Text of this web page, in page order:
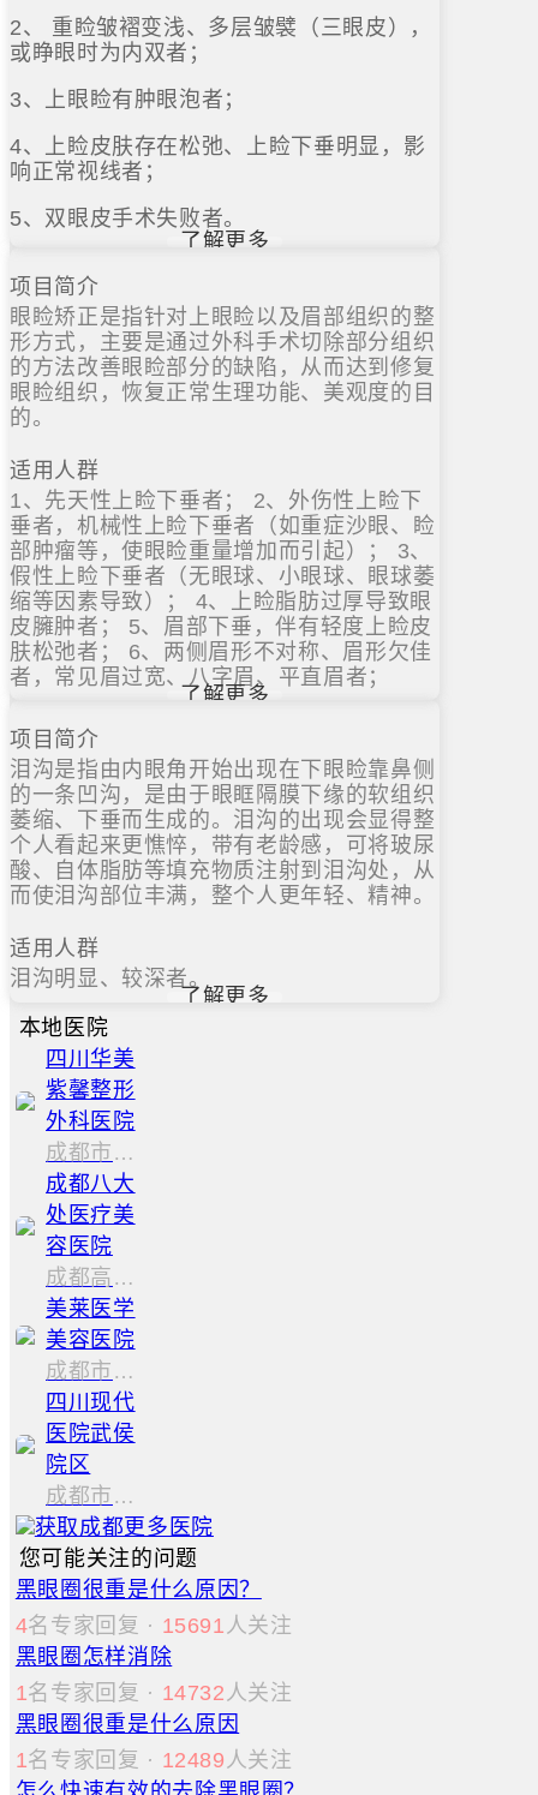
2、 重睑皱褶变浅、多层皱襞（三眼皮），
或睁眼时为内双者；
3、上眼睑有肿眼泡者；
4、上睑皮肤存在松弛、上睑下垂明显，影
响正常视线者；
5、双眼皮手术失败者。
了解更多
项目简介
眼睑矫正是指针对上眼睑以及眉部组织的整
形方式，主要是通过外科手术切除部分组织
的方法改善眼睑部分的缺陷，从而达到修复
眼睑组织，恢复正常生理功能、美观度的目
的。
适用人群
1、先天性上睑下垂者； 2、外伤性上睑下
垂者，机械性上睑下垂者（如重症沙眼、睑
部肿瘤等，使眼睑重量增加而引起）； 3、
假性上睑下垂者（无眼球、小眼球、眼球萎
缩等因素导致）； 4、上睑脂肪过厚导致眼
皮臃肿者； 5、眉部下垂，伴有轻度上睑皮
肤松弛者； 6、两侧眉形不对称、眉形欠佳
者，常见眉过宽、八字眉、平直眉者；
了解更多
项目简介
泪沟是指由内眼角开始出现在下眼睑靠鼻侧
的一条凹沟，是由于眼眶隔膜下缘的软组织
萎缩、下垂而生成的。泪沟的出现会显得整
个人看起来更憔悴，带有老龄感，可将玻尿
酸、自体脂肪等填充物质注射到泪沟处，从
而使泪沟部位丰满，整个人更年轻、精神。
适用人群
泪沟明显、较深者。
了解更多
本地医院
四川华美
紫馨整形
外科医院
成都市武侯区二环路南3段25号
成都八大
处医疗美
容医院
成都高新区天府大道中段688号(天府三街地铁A
美莱医学
美容医院
成都市青羊区青华路31号
四川现代
医院武侯
院区
成都市武侯区武兴一路118号
获取成都更多医院
您可能关注的问题
黑眼圈很重是什么原因？
4名专家回复 · 15691 人关注
黑眼圈怎样消除
1名专家回复 · 14732 人关注
黑眼圈很重是什么原因
1名专家回复 · 12489 人关注